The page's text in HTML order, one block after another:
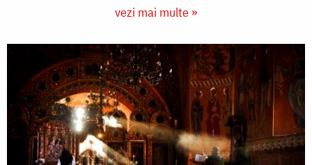
vezi mai multe »